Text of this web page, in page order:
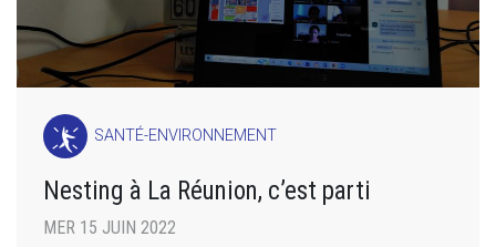
SANTÉ-ENVIRONNEMENT
Nesting à La Réunion, c’est parti
MER 15 JUIN 2022